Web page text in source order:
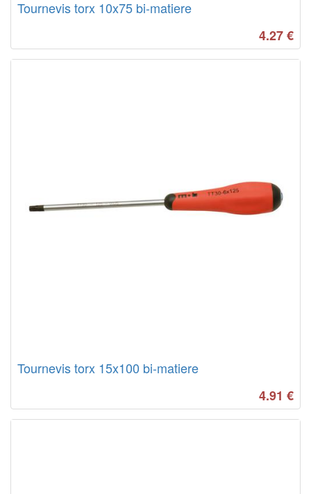
Tournevis torx 10x75 bi-matiere
4.27€
Tournevis torx 15x100 bi-matiere
4.91 €